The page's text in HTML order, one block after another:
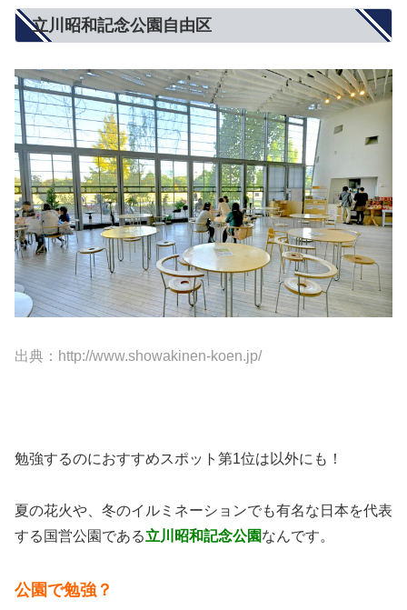
立川昭和記念公園自由区
出典：http://www.showakinen-koen.jp/
勉強するのにおすすめスポット第1位は以外にも！
夏の花火や、冬のイルミネーションでも有名な日本を代表
する国営公園である立川昭和記念公園なんです。
公園で勉強？